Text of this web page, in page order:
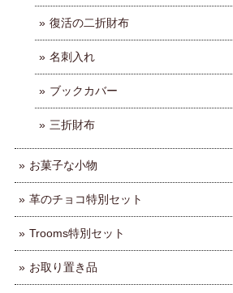
復活の二折財布
名刺入れ
ブックカバー
三折財布
お菓子な小物
革のチョコ特別セット
Trooms特別セット
お取り置き品